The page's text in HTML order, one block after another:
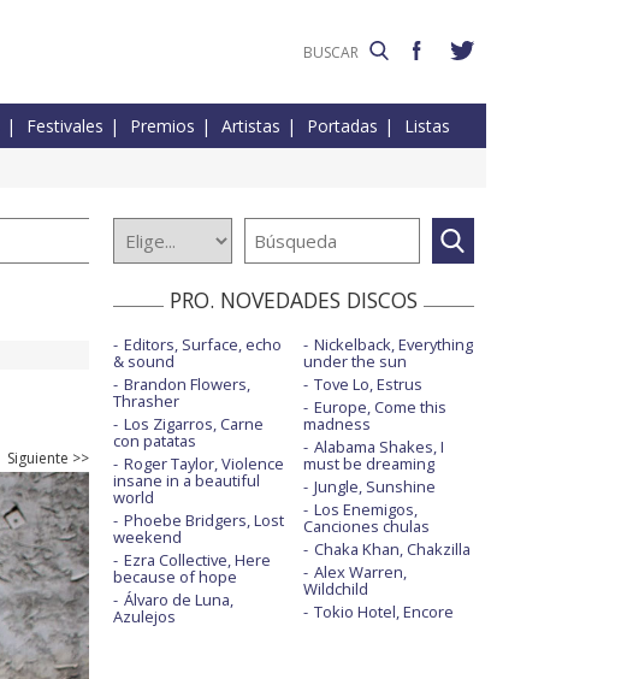
Festivales Premios Artistas Portadas Listas
Siguiente >>
PRO. NOVEDADES DISCOS
Editors, Surface, echo
& sound
Brandon Flowers,
Thrasher
Los Zigarros, Carne
con patatas
Roger Taylor, Violence
insane in a beautiful
world
Phoebe Bridgers, Lost
weekend
Ezra Collective, Here
because of hope
Álvaro de Luna,
Azulejos
Nickelback, Everything
under the sun
Tove Lo, Estrus
Europe, Come this
madness
Alabama Shakes, I
must be dreaming
Jungle, Sunshine
Los Enemigos,
Canciones chulas
Chaka Khan, Chakzilla
Alex Warren,
Wildchild
Tokio Hotel, Encore